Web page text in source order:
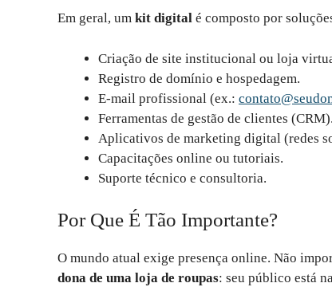
Em geral, um kit digital é composto por
Criação de site institucional ou loja
Registro de domínio e hospedagem.
E-mail profissional (ex.:
Ferramentas de gestão de clientes (CRM).
Aplicativos de marketing digital (redes
Capacitações online ou tutoriais.
Suporte técnico e consultoria.
Por Que É Tão Importante?
O mundo atual exige presença online. Não
dona de uma loja de roupas: seu público está